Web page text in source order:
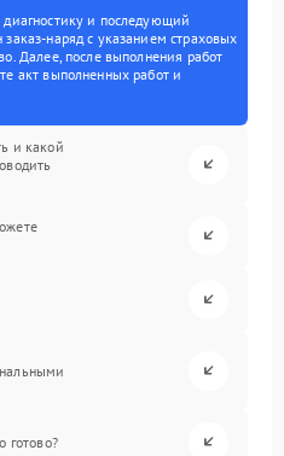
диагностику и последующий
наряд с указанием страховых
Далее, после выполнения работ
акт выполненных работ и
и какой
готово?